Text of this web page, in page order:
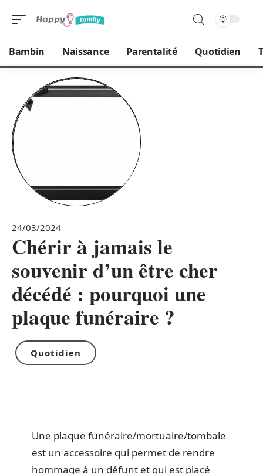
Bambin Naissance Parentalité Quotidien
24/03/2024
Chérir à jamais le
souvenir d’un être cher
décédé : pourquoi une
plaque funéraire ?
Quotidien
Une plaque funéraire/mortuaire/tombale
est un accessoire qui permet de rendre
hommage à un défunt et qui est placé